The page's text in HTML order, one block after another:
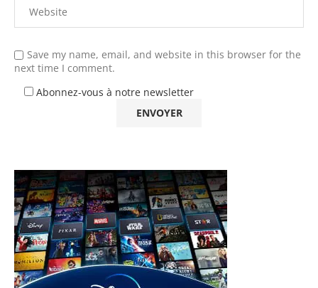
Save my name, email, and website in this browser for the
next time I comment.
Abonnez-vous à notre newsletter